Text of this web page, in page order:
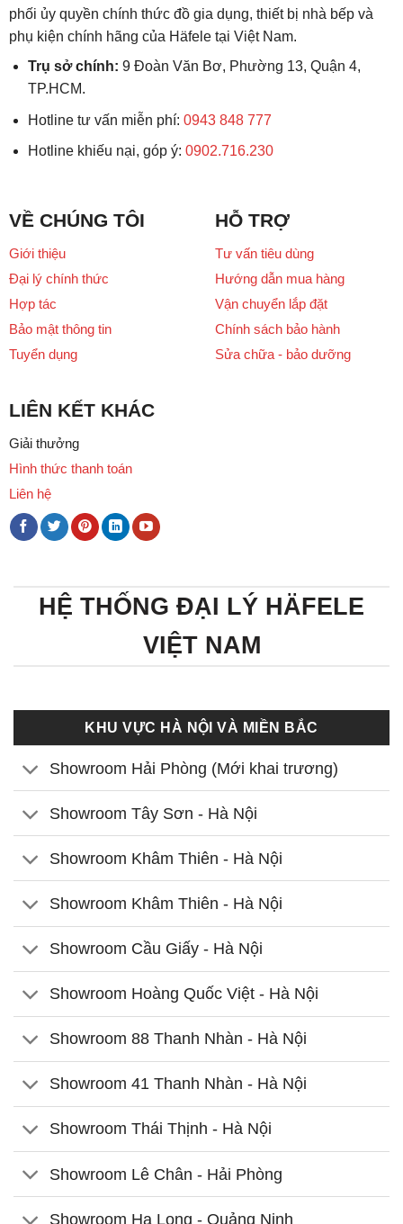
phối ủy quyền chính thức đồ gia dụng, thiết bị nhà bếp và
phụ kiện chính hãng của Häfele tại Việt Nam.
Trụ sở chính: 9 Đoàn Văn Bơ, Phường 13, Quận 4,
TP.HCM.
Hotline tư vấn miễn phí: 0943 848 777
Hotline khiếu nại, góp ý: 0902.716.230
VỀ CHÚNG TÔI
Giới thiệu
Đại lý chính thức
Hợp tác
Bảo mật thông tin
Tuyển dụng
HỖ TRỢ
Tư vấn tiêu dùng
Hướng dẫn mua hàng
Vận chuyển lắp đặt
Chính sách bảo hành
Sửa chữa - bảo dưỡng
LIÊN KẾT KHÁC
Giải thưởng
Hình thức thanh toán
Liên hệ
HỆ THỐNG ĐẠI LÝ HÄFELE
VIỆT NAM
KHU VỰC HÀ NỘI VÀ MIỀN BẮC
Showroom Hải Phòng (Mới khai trương)
Showroom Tây Sơn - Hà Nội
Showroom Khâm Thiên - Hà Nội
Showroom Khâm Thiên - Hà Nội
Showroom Cầu Giấy - Hà Nội
Showroom Hoàng Quốc Việt - Hà Nội
Showroom 88 Thanh Nhàn - Hà Nội
Showroom 41 Thanh Nhàn - Hà Nội
Showroom Thái Thịnh - Hà Nội
Showroom Lê Chân - Hải Phòng
Showroom Hạ Long - Quảng Ninh